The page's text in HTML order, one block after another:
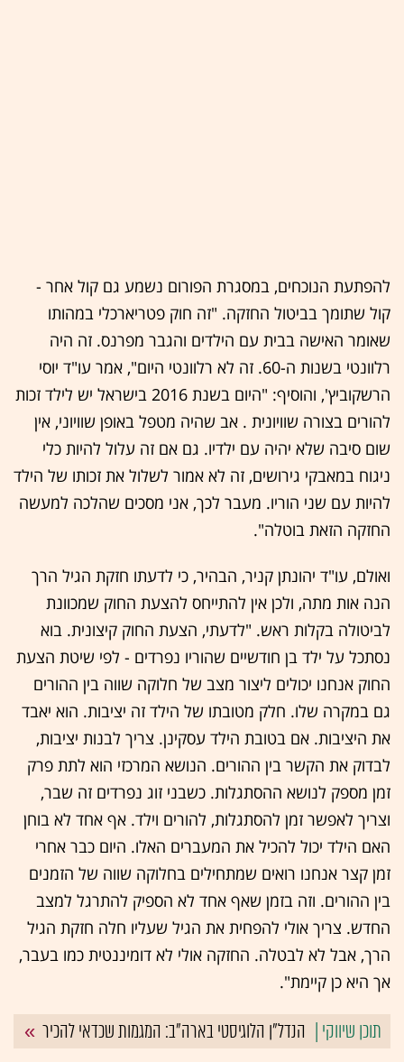
להפתעת הנוכחים, במסגרת הפורום נשמע גם קול אחר -
קול שתומך בביטול החזקה. "זה חוק פטריארכלי במהותו
שאומר האישה בבית עם הילדים והגבר מפרנס. זה היה
רלוונטי בשנות ה-60. זה לא רלוונטי היום", אמר עו"ד יוסי
הרשקוביץ', והוסיף: "היום בשנת 2016 בישראל יש לילד זכות
להורים בצורה שוויונית . אב שהיה מטפל באופן שוויוני, אין
שום סיבה שלא יהיה עם ילדיו. גם אם זה עלול להיות כלי
ניגוח במאבקי גירושים, זה לא אמור לשלול את זכותו של הילד
להיות עם שני הוריו. מעבר לכך, אני מסכים שהלכה למעשה
החזקה הזאת בוטלה".
ואולם, עו"ד יהונתן קניר, הבהיר, כי לדעתו חזקת הגיל הרך
הנה אות מתה, ולכן אין להתייחס להצעת החוק שמכוונת
לביטולה בקלות ראש. "לדעתי, הצעת החוק קיצונית. בוא
נסתכל על ילד בן חודשיים שהוריו נפרדים - לפי שיטת הצעת
החוק אנחנו יכולים ליצור מצב של חלוקה שווה בין ההורים
גם במקרה שלו. חלק מטובתו של הילד זה יציבות. הוא יאבד
את היציבות. אם בטובת הילד עסקינן. צריך לבנות יציבות,
לבדוק את הקשר בין ההורים. הנושא המרכזי הוא לתת פרק
זמן מספק לנושא ההסתגלות. כשבני זוג נפרדים זה שבר,
וצריך לאפשר זמן להסתגלות, להורים וילד. אף אחד לא בוחן
האם הילד יכול להכיל את המעברים האלו. היום כבר אחרי
זמן קצר אנחנו רואים שמתחילים בחלוקה שווה של הזמנים
בין ההורים. וזה בזמן שאף אחד לא הספיק להתרגל למצב
החדש. צריך אולי להפחית את הגיל שעליו חלה חזקת הגיל
הרך, אבל לא לבטלה. החזקה אולי לא דומיננטית כמו בעבר,
אך היא כן קיימת".
הנדל"ן הלוגיסטי בארה"ב: המגמות שכדאי להכיר